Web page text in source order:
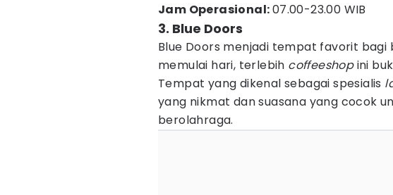
Jam Operasional:07.00-23.00 WIB
3. Blue Doors
Blue Doors menjadi tempat favorit bagi
memulai hari, terlebih coffeeshopini
Tempat yang dikenal sebagai spesialis
yang nikmat dan suasana yang cocok
berolahraga.